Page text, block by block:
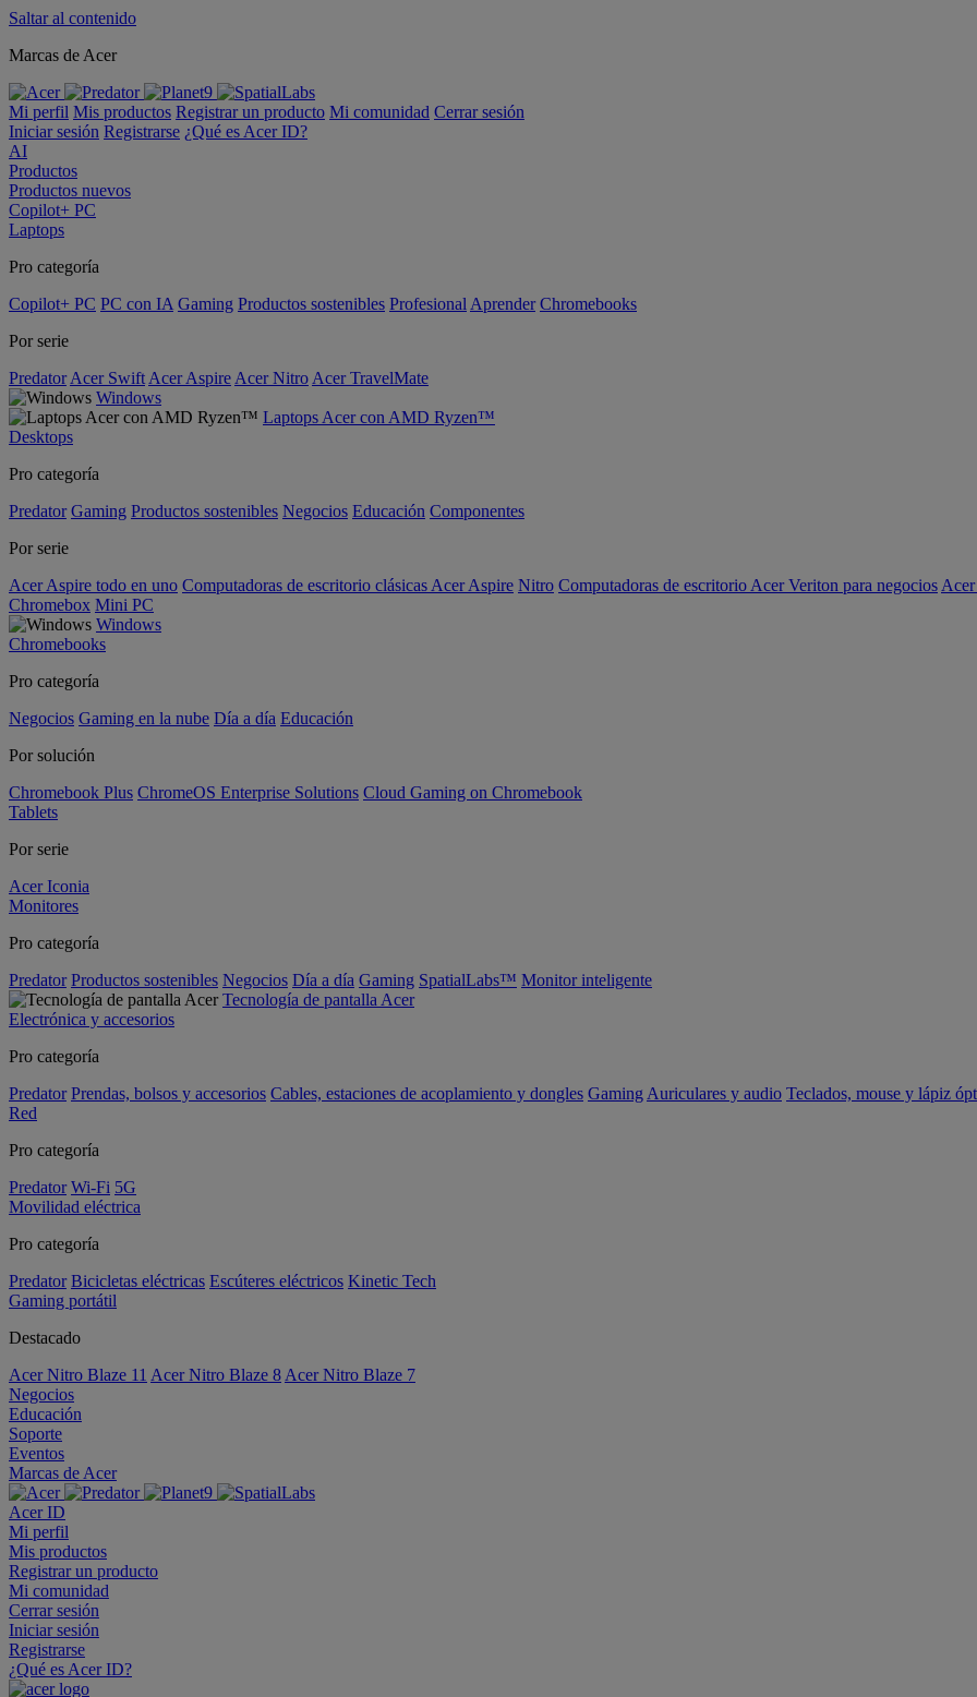
Saltar al contenido
Marcas de Acer
Mi perfil Mis productos Registrar un producto Mi comunidad Cerrar sesión
Iniciar sesión Registrarse ¿Qué es Acer ID?
AI
Productos
Productos nuevos
Copilot+ PC
Laptops
Pro categoría
Copilot+ PC PC con IA Gaming Productos sostenibles Profesional Aprender Chromebooks
Por serie
Predator Acer Swift Acer Aspire Acer Nitro Acer TravelMate
Windows
Laptops Acer con AMD Ryzen™
Desktops
Pro categoría
Predator Gaming Productos sostenibles Negocios Educación Componentes
Por serie
Acer Aspire todo en uno Computadoras de escritorio clásicas Acer Aspire Nitro Computadoras de escritorio Acer Veriton para negocios
Chromebox Mini PC
Windows
Chromebooks
Pro categoría
Negocios Gaming en la nube Día a día Educación
Por solución
Chromebook Plus ChromeOS Enterprise Solutions Cloud Gaming on Chromebook
Tablets
Por serie
Acer Iconia
Monitores
Pro categoría
Predator Productos sostenibles Negocios Día a día Gaming SpatialLabs™ Monitor inteligente
Tecnología de pantalla Acer
Electrónica y accesorios
Pro categoría
Predator Prendas, bolsos y accesorios Cables, estaciones de acoplamiento y dongles Gaming Auriculares y audio Teclados, mouse y lápiz
Red
Pro categoría
Predator Wi-Fi 5G
Movilidad eléctrica
Pro categoría
Predator Bicicletas eléctricas Escúteres eléctricos Kinetic Tech
Gaming portátil
Destacado
Acer Nitro Blaze 11 Acer Nitro Blaze 8 Acer Nitro Blaze 7
Negocios
Educación
Soporte
Eventos
Marcas de Acer
Acer ID
Mi perfil
Mis productos
Registrar un producto
Mi comunidad
Cerrar sesión
Iniciar sesión
Registrarse
¿Qué es Acer ID?